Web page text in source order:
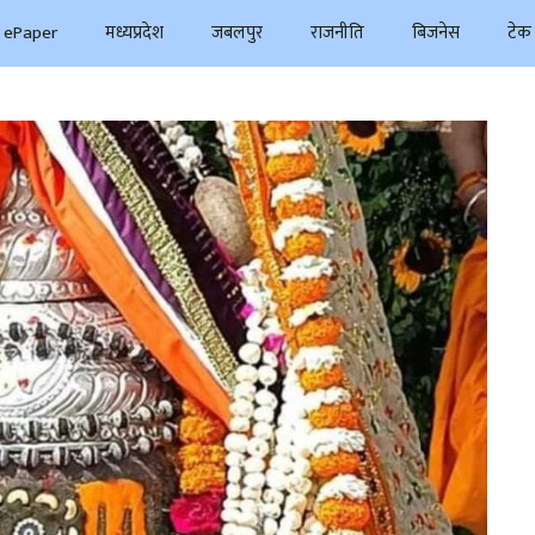
ePaper मध्यप्रदेश जबलपुर राजनीति बिजनेस टेक